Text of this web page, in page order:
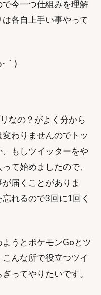
今一つ仕組みを理解
各自上手い事やって
｀)
なの？がよく分から
わりませんのでトッ
もしツイッターをや
て始めましたので、
届くことがありま
れるので3回に1回く
うとポケモンGoとツ
んな所で役立つツイ
ってやりたいです。